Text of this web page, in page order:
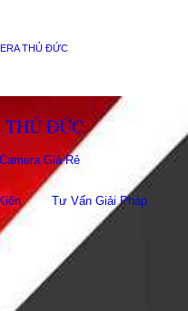
THỦ ĐỨC
THỦ ĐỨC
Giá Rẻ
Tư Vấn Giải Pháp